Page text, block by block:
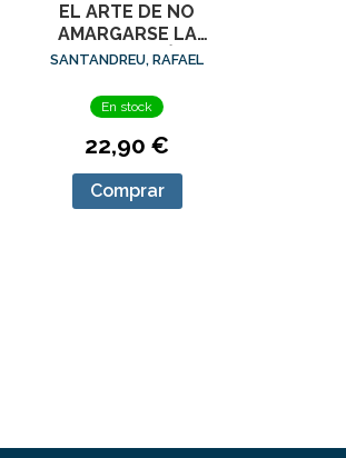
EL ARTE DE NO
AMARGARSE LA
VIDA (EDICIÓN
SANTANDREU, RAFAEL
En stock
22,90 €
Comprar